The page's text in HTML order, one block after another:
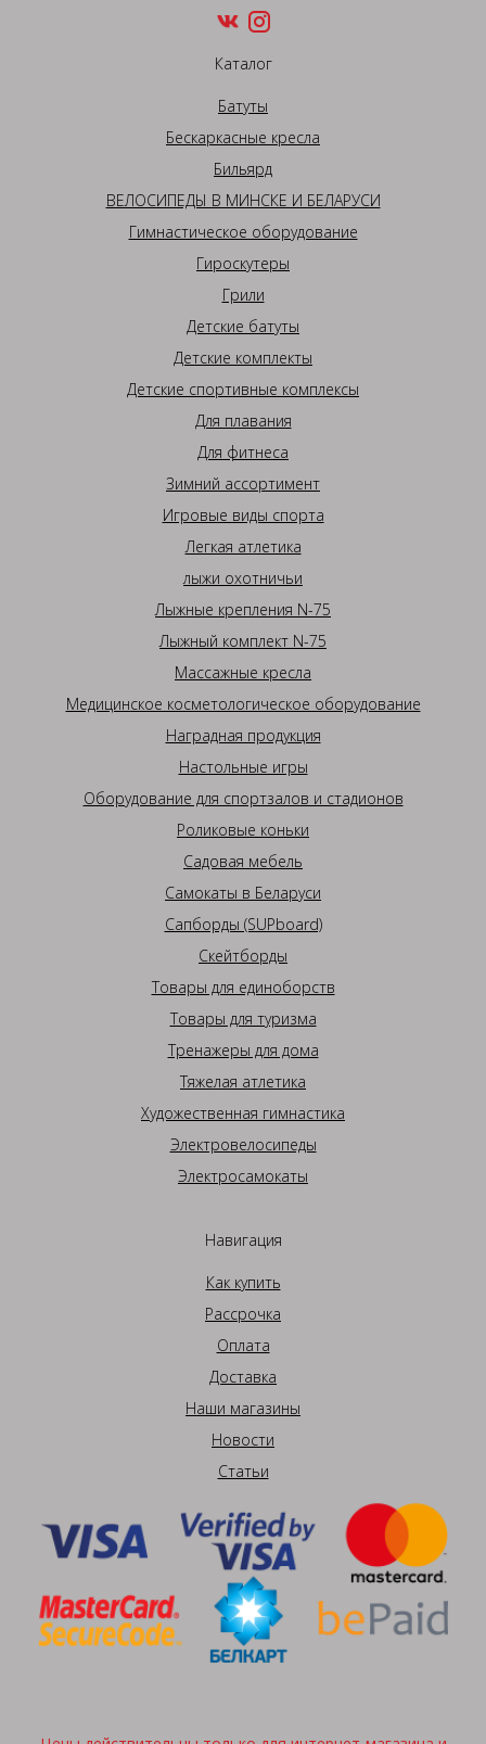
Каталог
Батуты
Бескаркасные кресла
Бильярд
ВЕЛОСИПЕДЫ В МИНСКЕ И БЕЛАРУСИ
Гимнастическое оборудование
Гироскутеры
Грили
Детские батуты
Детские комплекты
Детские спортивные комплексы
Для плавания
Для фитнеса
Зимний ассортимент
Игровые виды спорта
Легкая атлетика
лыжи охотничьи
Лыжные крепления N-75
Лыжный комплект N-75
Массажные кресла
Медицинское косметологическое оборудование
Наградная продукция
Настольные игры
Оборудование для спортзалов и стадионов
Роликовые коньки
Садовая мебель
Самокаты в Беларуси
Сапборды (SUPboard)
Скейтборды
Товары для единоборств
Товары для туризма
Тренажеры для дома
Тяжелая атлетика
Художественная гимнастика
Электровелосипеды
Электросамокаты
Навигация
Как купить
Рассрочка
Оплата
Доставка
Наши магазины
Новости
Статьи